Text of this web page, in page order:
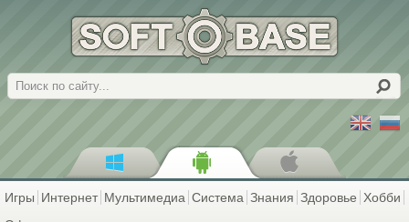
Поиск
Игры Интернет Мультимедиа Система Знания Здоровье Хобби